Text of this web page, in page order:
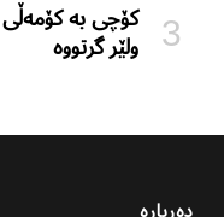
کۆچی بە کۆمەڵی
ولێر گرتووە